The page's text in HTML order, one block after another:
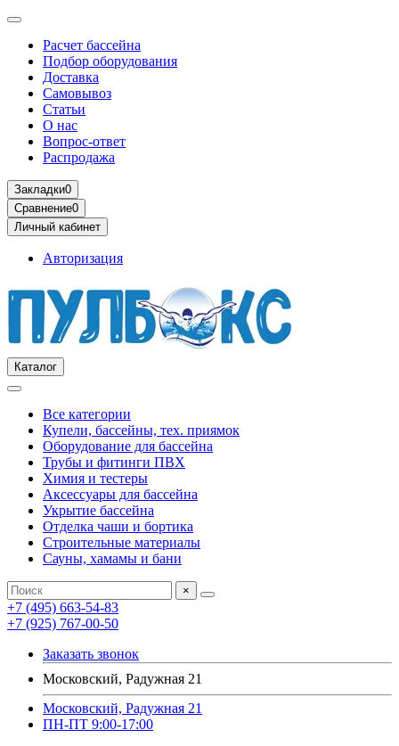
Расчет бассейна
Подбор оборудования
Доставка
Самовывоз
Статьи
О нас
Вопрос-ответ
Распродажа
Закладки0
Сравнение0
Личный кабинет
Авторизация
Каталог
Все категории
Купели, бассейны, тех. приямок
Оборудование для бассейна
Трубы и фитинги ПВХ
Химия и тестеры
Аксессуары для бассейна
Укрытие бассейна
Отделка чаши и бортика
Строительные материалы
Сауны, хамамы и бани
×
+7 (495) 663-54-83
+7 (925) 767-00-50
Заказать звонок
Московский, Радужная 21
Московский, Радужная 21
ПН-ПТ 9:00-17:00